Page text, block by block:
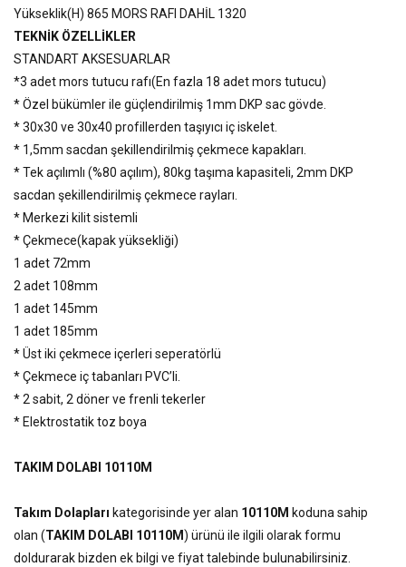
Yükseklik(H) 865 MORS RAFI DAHİL 1320
TEKNİK ÖZELLİKLER
STANDART AKSESUARLAR
*3 adet mors tutucu rafı(En fazla 18 adet mors tutucu)
* Özel bükümler ile güçlendirilmiş 1mm DKP sac gövde.
* 30x30 ve 30x40 profillerden taşıyıcı iç iskelet.
* 1,5mm sacdan şekillendirilmiş çekmece kapakları.
* Tek açılımlı (%80 açılım), 80kg taşıma kapasiteli, 2mm DKP
sacdan şekillendirilmiş çekmece rayları.
* Merkezi kilit sistemli
* Çekmece(kapak yüksekliği)
1 adet 72mm
2 adet 108mm
1 adet 145mm
1 adet 185mm
* Üst iki çekmece içerleri seperatörlü
* Çekmece iç tabanları PVC’li.
* 2 sabit, 2 döner ve frenli tekerler
* Elektrostatik toz boya
TAKIM DOLABI 10110M
Takım Dolapları kategorisinde yer alan 10110M koduna sahip
olan (TAKIM DOLABI 10110M) ürünü ile ilgili olarak formu
doldurarak bizden ek bilgi ve fiyat talebinde bulunabilirsiniz.